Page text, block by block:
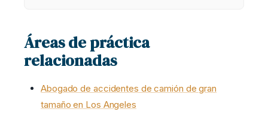
Áreas de práctica
relacionadas
Abogado de accidentes de camión de gran
tamaño en Los Angeles